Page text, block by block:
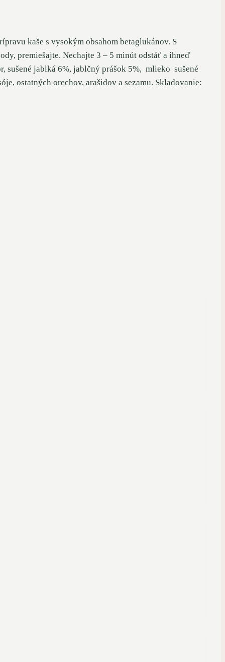
kaše s vysokým obsahom betaglukánov. S
premiešajte. Nechajte 3 – 5 minút odstáť a ihneď
sušené jablká 6%, jablčný prášok 5%, mlieko sušené
ostatných orechov, arašidov a sezamu. Skladovanie: